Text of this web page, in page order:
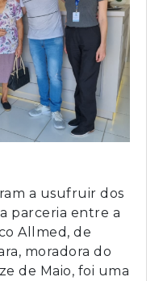
a usufruir dos
parceria entre a
Allmed, de
moradora do
de Maio, foi uma